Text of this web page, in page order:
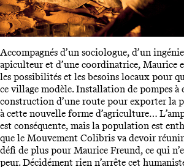
Accompagnés d’un sociologue, d’un
apiculteur et d’une coordinatrice, Maurice
les possibilités et les besoins locaux pour
ce village modèle. Installation de pompes à
construction d’une route pour exporter la
à cette nouvelle forme d’agriculture…
est conséquente, mais la population est
que le Mouvement Colibris va devoir
défi de plus pour Maurice Freund, ce qui
peur. Décidément rien n’arrête cet